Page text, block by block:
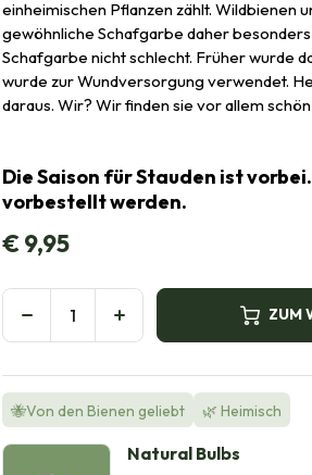
einheimischen Pflanzen zählt. Wildbienen
gewöhnliche Schafgarbe daher
Schafgarbe nicht schlecht. Früher wurde
wurde zur Wundversorgung verwendet.
daraus. Wir? Wir finden sie vor allem
Die Saison für Stauden ist
vorbestellt werden.
€9,95
ZUM
🐝Von den Bienen geliebt 🌿 Heimisch
Natural Bulbs